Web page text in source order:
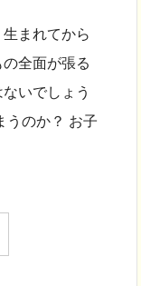
まれてから
全面が張る
いでしょう
うのか？ お子